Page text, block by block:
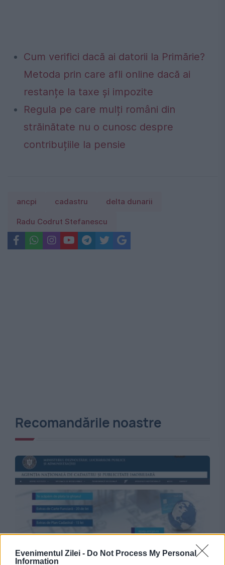
Evenimentul Zilei - Do Not Process My Personal
Information
Cum verifici dacă ai datorii la Primărie?
Metoda prin care afli online dacă ai
restanțe la taxe și impozite
Regula pe care mulți români din
străinătate nu o cunosc despre
contribuțiile la pensie
ancpi cadastru delta dunarii
Radu Codrut Stefanescu
Recomandările noastre
SOCIAL